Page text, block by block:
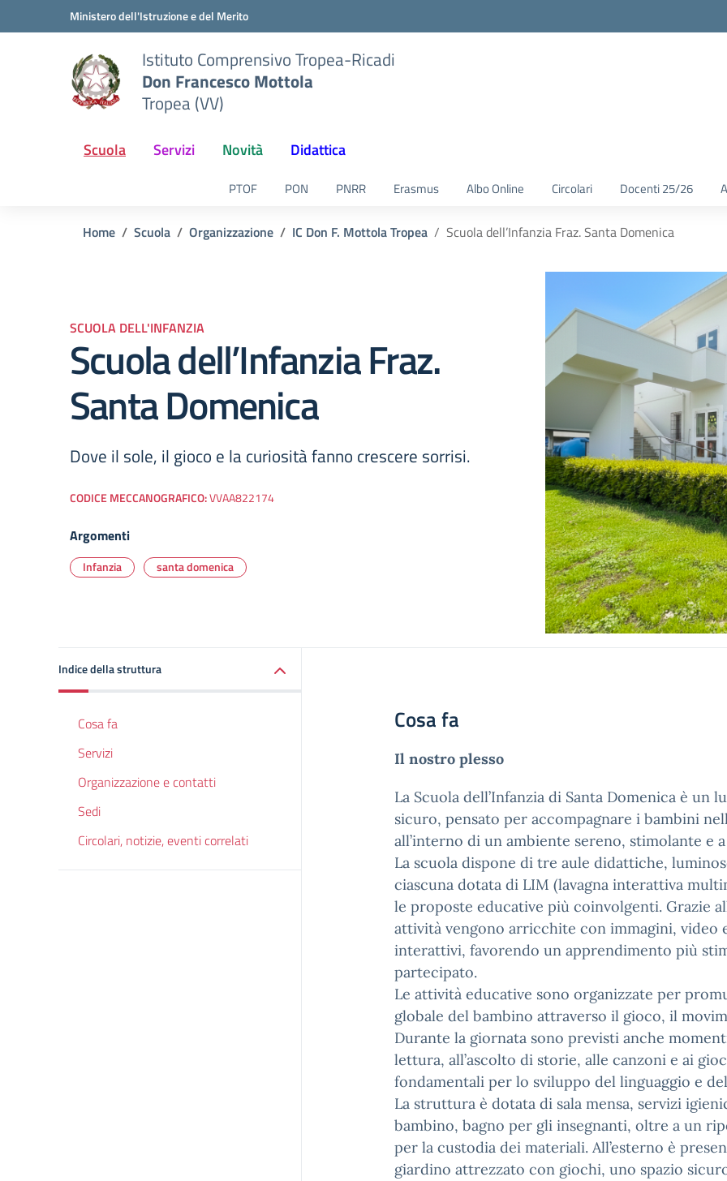
Vai ai contenuti
Vai al menu di navigazioneMinistero dell'Istruzione e del Merito
Istituto Comprensivo Tropea-Ricadi
Don Francesco Mottola
Tropea (VV)
Scuola Servizi Novità Didattica
PTOF PON PNRR Erasmus Albo Online Circolari Docenti 25/26
Home Scuola Organizzazione IC Don F. Mottola Tropea Scuola dell’Infanzia Fraz. Santa Domenica
SCUOLA DELL'INFANZIA
Scuola dell’Infanzia Fraz.
Santa Domenica
Dove il sole, il gioco e la curiosità fanno crescere sorrisi.
CODICE MECCANOGRAFICO:VVAA822174
Argomenti
Infanzia santa domenica
Indice della struttura
Cosa fa
Servizi
Organizzazione e contatti
Sedi
Circolari, notizie, eventi correlati
Cosa fa
Il nostro plesso
La Scuola dell’Infanzia di Santa Domenica è un
sicuro, pensato per accompagnare i bambini
all’interno di un ambiente sereno, stimolante e
La scuola dispone di tre aule didattiche,
ciascuna dotata di LIM (lavagna interattiva
le proposte educative più coinvolgenti. Grazie
attività vengono arricchite con immagini, video
interattivi, favorendo un apprendimento più
partecipato.
Le attività educative sono organizzate per
globale del bambino attraverso il gioco, il
Durante la giornata sono previsti anche
lettura, all’ascolto di storie, alle canzoni e ai
fondamentali per lo sviluppo del linguaggio e
La struttura è dotata di sala mensa, servizi
bambino, bagno per gli insegnanti, oltre a un
per la custodia dei materiali. All’esterno è
giardino attrezzato con giochi, uno spazio